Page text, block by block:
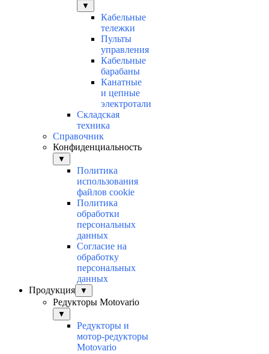
▼
Кабельные
тележки
Пульты
управления
Кабельные
барабаны
Канатные
и цепные
электротали
Складская
техника
Справочник
Конфиденциальность
▼
Политика
использования
файлов cookie
Политика
обработки
персональных
данных
Согласие на
обработку
персональных
данных
Продукция
▼
Редукторы Motovario
▼
Редукторы и
мотор-редукторы
Motovario